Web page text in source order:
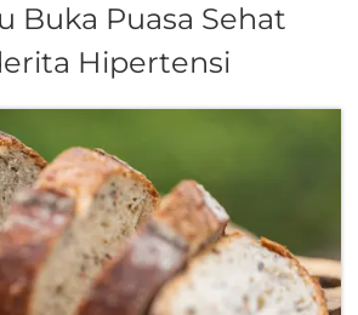
Buka Puasa Sehat
Hipertensi